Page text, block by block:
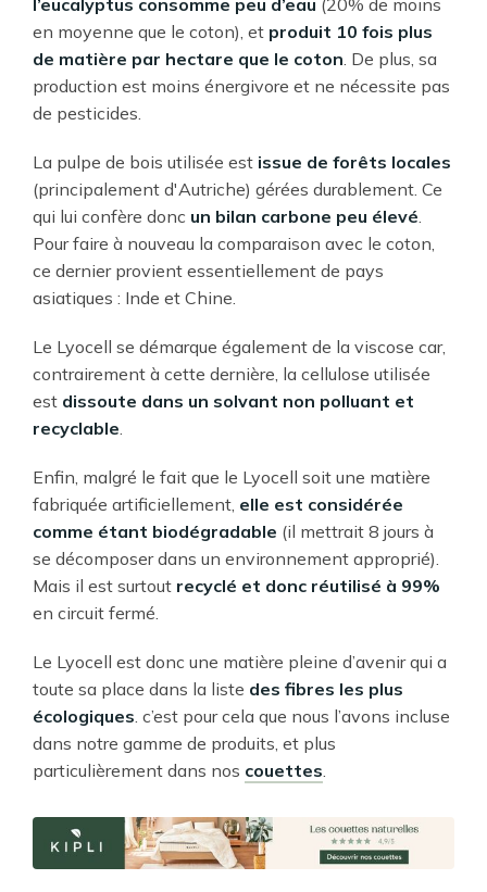
l’eucalyptus consomme peu d’eau (20% de moins
en moyenne que le coton), et produit 10 fois plus
de matière par hectare que le coton. De plus, sa
production est moins énergivore et ne nécessite pas
de pesticides.
La pulpe de bois utilisée est issue de forêts locales
(principalement d'Autriche) gérées durablement. Ce
qui lui confère donc un bilan carbone peu élevé.
Pour faire à nouveau la comparaison avec le coton,
ce dernier provient essentiellement de pays
asiatiques : Inde et Chine.
Le Lyocell se démarque également de la viscose car,
contrairement à cette dernière, la cellulose utilisée
est dissoute dans un solvant non polluant et
recyclable.
Enfin, malgré le fait que le Lyocell soit une matière
fabriquée artificiellement, elle est considérée
comme étant biodégradable (il mettrait 8 jours à
se décomposer dans un environnement approprié).
Mais il est surtout recyclé et donc réutilisé à 99%
en circuit fermé.
Le Lyocell est donc une matière pleine d’avenir qui a
toute sa place dans la liste des fibres les plus
écologiques. c’est pour cela que nous l’avons incluse
dans notre gamme de produits, et plus
particulièrement dans nos couettes.